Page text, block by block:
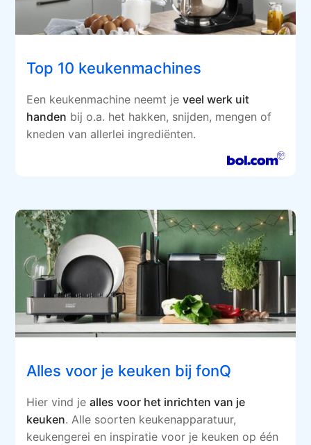
Top 10 keukenmachines
Een keukenmachine neemt jeveel werk uit
handen bij o.a. het hakken, snijden, mengen of
kneden van allerlei ingrediënten.
Alles voor je keuken bij fonQ
Hier vind jealles voor het inrichten van je
keuken. Alle soorten keukenapparatuur,
keukengerei en inspiratie voor je keuken op één